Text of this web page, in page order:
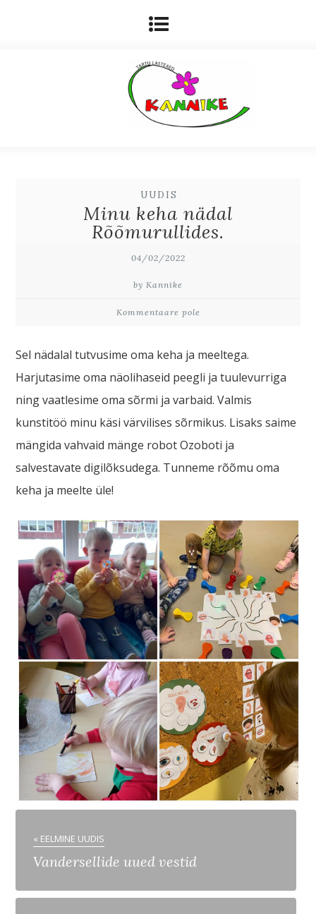
UUDIS
Minu keha nädal
Rõõmurullides.
04/02/2022
by Kannike
Kommentaare pole
Sel nädalal tutvusime oma keha ja meeltega.
Harjutasime oma näolihaseid peegli ja tuulevurriga
ning vaatlesime oma sõrmi ja varbaid. Valmis
kunstitöö minu käsi värvilises sõrmikus. Lisaks saime
mängida vahvaid mänge robot Ozoboti ja
salvestavate digilõksudega. Tunneme rõõmu oma
keha ja meelte üle!
« EELMINE UUDIS
Vandersellide uued vestid